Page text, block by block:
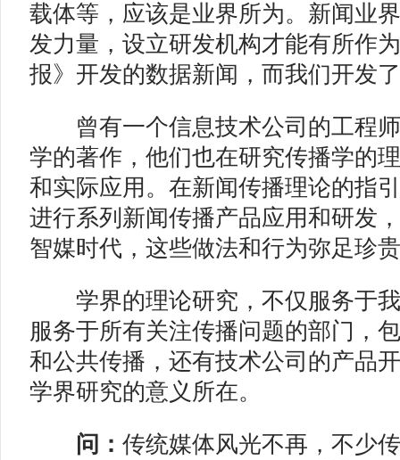
载体等，应该是业界所为。新闻业
发力量，设立研发机构才能有所作
报》开发的数据新闻，而我们开发
曾有一个信息技术公司的工程师
学的著作，他们也在研究传播学的
和实际应用。在新闻传播理论的指
进行系列新闻传播产品应用和研发
智媒时代，这些做法和行为弥足珍
学界的理论研究，不仅服务于我
服务于所有关注传播问题的部门，
和公共传播，还有技术公司的产品
学界研究的意义所在。
问： 传统媒体风光不再，不少